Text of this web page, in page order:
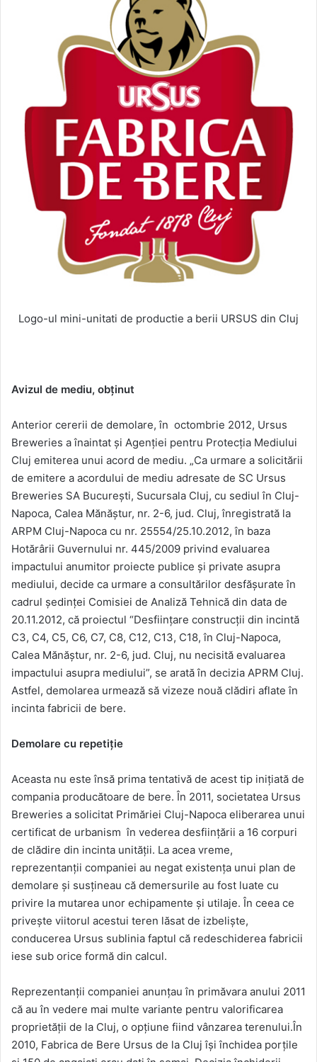
Logo-ul mini-unitati de productie a berii URSUS din Cluj
Avizul de mediu, obținut
Anterior cererii de demolare, în octombrie 2012, Ursus
Breweries a înaintat și Agenției pentru Protecția Mediului
Cluj emiterea unui acord de mediu. „Ca urmare a solicitării
de emitere a acordului de mediu adresate de SC Ursus
Breweries SA Bucureşti, Sucursala Cluj, cu sediul în Cluj-
Napoca, Calea Mănăştur, nr. 2-6, jud. Cluj, înregistrată la
ARPM Cluj-Napoca cu nr. 25554/25.10.2012, în baza
Hotărârii Guvernului nr. 445/2009 privind evaluarea
impactului anumitor proiecte publice şi private asupra
mediului, decide ca urmare a consultărilor desfăşurate în
cadrul şedinţei Comisiei de Analiză Tehnică din data de
20.11.2012, că proiectul “Desfiinţare construcţii din incintă
C3, C4, C5, C6, C7, C8, C12, C13, C18, în Cluj-Napoca,
Calea Mănăştur, nr. 2-6, jud. Cluj, nu necisită evaluarea
impactului asupra mediului”, se arată în decizia APRM Cluj.
Astfel, demolarea urmează să vizeze nouă clădiri aflate în
incinta fabricii de bere.
Demolare cu repetiție
Aceasta nu este însă prima tentativă de acest tip inițiată de
compania producătoare de bere. În 2011, societatea Ursus
Breweries a solicitat Primăriei Cluj-Napoca eliberarea unui
certificat de urbanism în vederea desfiinţării a 16 corpuri
de clădire din incinta unităţii. La acea vreme,
reprezentanții companiei au negat existența unui plan de
demolare și susțineau că demersurile au fost luate cu
privire la mutarea unor echipamente și utilaje. În ceea ce
privește viitorul acestui teren lăsat de izbeliște,
conducerea Ursus sublinia faptul că redeschiderea fabricii
iese sub orice formă din calcul.
Reprezentanții companiei anunțau în primăvara anului 2011
că au în vedere mai multe variante pentru valorificarea
proprietății de la Cluj, o opțiune fiind vânzarea terenului.În
2010, Fabrica de Bere Ursus de la Cluj își închidea porțile